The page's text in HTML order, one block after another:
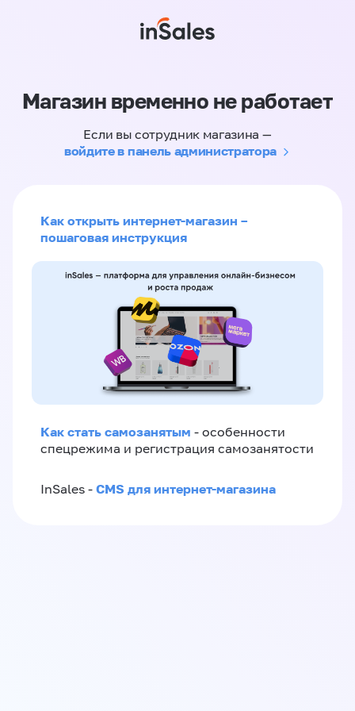
Магазин временно не работает
Если вы сотрудник магазина —
войдите в панель администратора
Как открыть интернет-магазин –
пошаговая инструкция
Как стать самозанятым - особенности
спецрежима и регистрация самозанятости
InSales - CMS для интернет-магазина